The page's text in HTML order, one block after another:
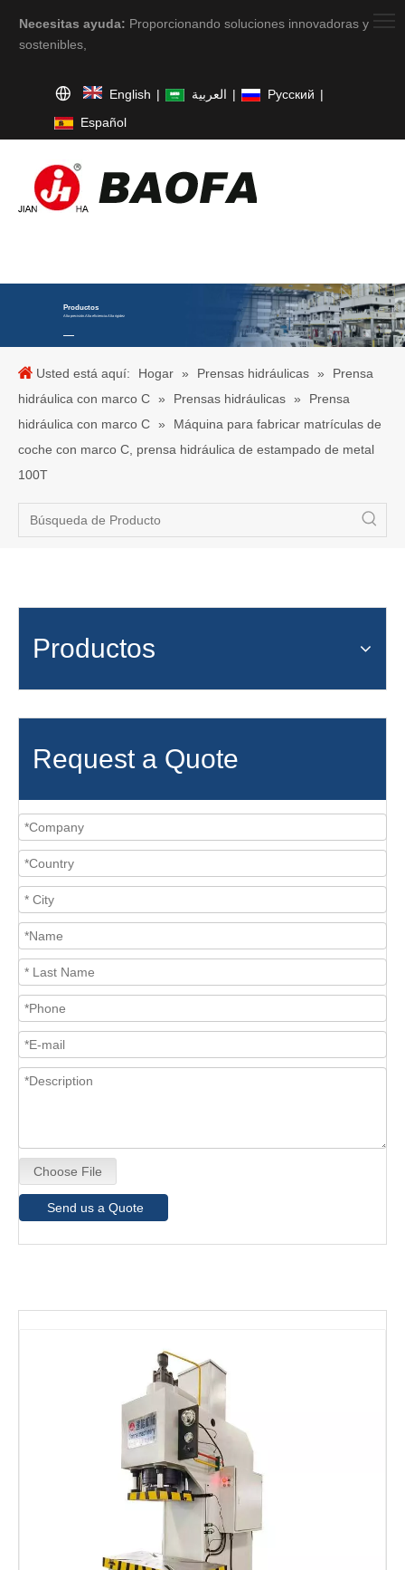
Necesitas ayuda: Proporcionando soluciones innovadoras y
sostenibles,
English | العربية | Pусский |
Español
Productos
Alta precisión.Alta eficiencia.Alta rigidez
Usted está aquí: Hogar » Prensas hidráulicas »
Prensa
hidráulica con marco C » Prensas hidráulicas »
Prensa
hidráulica con marco C »
Máquina para fabricar matrículas de
coche con marco C, prensa hidráulica de estampado de metal
100T
Productos
Request a Quote
Choose File
Send us a Quote